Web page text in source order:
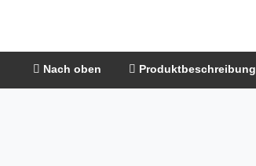
Nach oben Produktbeschreibung